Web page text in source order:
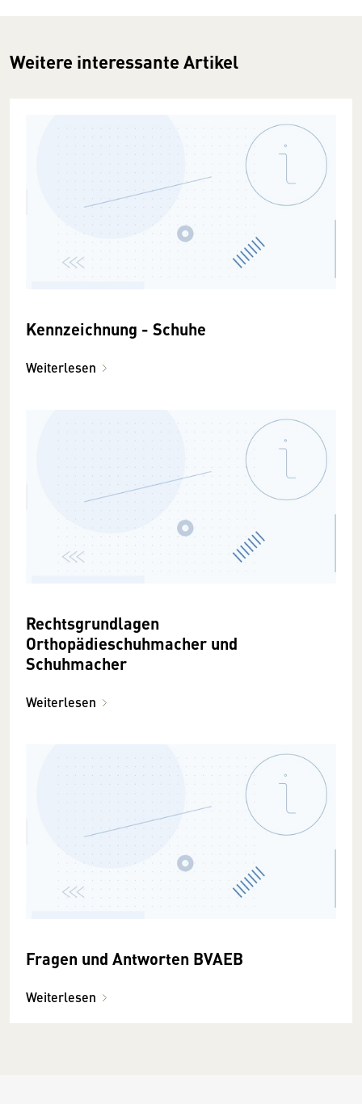
Weitere interessante Artikel
Kennzeichnung - Schuhe
Weiterlesen
Rechtsgrundlagen
Orthopädieschuhmacher und
Schuhmacher
Weiterlesen
Fragen und Antworten BVAEB
Weiterlesen